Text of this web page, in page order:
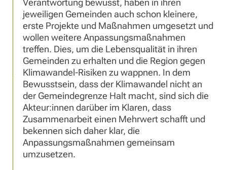
Verantwortung bewusst, haben in ihren
jeweiligen Gemeinden auch schon kleinere,
erste Projekte und Maßnahmen umgesetzt und
wollen weitere Anpassungsmaßnahmen
treffen. Dies, um die Lebensqualität in ihren
Gemeinden zu erhalten und die Region gegen
Klimawandel-Risiken zu wappnen. In dem
Bewusstsein, dass der Klimawandel nicht an
der Gemeindegrenze Halt macht, sind sich die
Akteur:innen darüber im Klaren, dass
Zusammenarbeit einen Mehrwert schafft und
bekennen sich daher klar, die
Anpassungsmaßnahmen gemeinsam
umzusetzen.